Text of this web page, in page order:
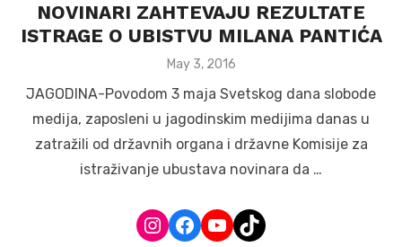
NOVINARI ZAHTEVAJU REZULTATE
ISTRAGE O UBISTVU MILANA PANTIĆA
Posted
May 3, 2016
JAGODINA-Povodom 3 maja Svetskog dana slobode
medija, zaposleni u jagodinskim medijima danas u
zatražili od državnih organa i državne Komisije za
istraživanje ubustava novinara da …
Instagram
Facebook
YouTube
TikTok